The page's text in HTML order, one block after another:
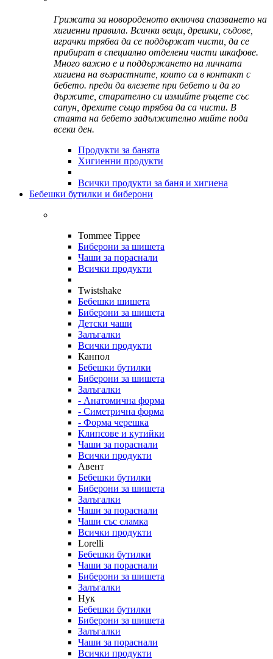
Грижата за новороденото включва спазването на
хигиенни правила. Всички вещи, дрешки, съдове,
играчки трябва да се поддържат чисти, да се
прибират в специално отделени чисти шкафове.
Много важно е и поддържането на личната
хигиена на възрастните, които са в контакт с
бебето. преди да влезете при бебето и да го
държите, старателно си измийте ръцете със
сапун, дрехите също трябва да са чисти. В
стаята на бебето задължително мийте пода
всеки ден.
Продукти за банята
Хигиенни продукти
Всички продукти за баня и хигиена
Бебешки бутилки и биберони
Tommee Tippee
Биберони за шишета
Чаши за пораснали
Всички продукти
Twistshake
Бебешки шишета
Биберони за шишета
Детски чаши
Залъгалки
Всички продукти
Канпол
Бебешки бутилки
Биберони за шишета
Залъгалки
- Анатомична форма
- Симетрична форма
- Форма черешка
Клипсове и кутийки
Чаши за пораснали
Всички продукти
Авент
Бебешки бутилки
Биберони за шишета
Залъгалки
Чаши за пораснали
Чаши със сламка
Всички продукти
Lorelli
Бебешки бутилки
Чаши за пораснали
Биберони за шишета
Залъгалки
Нук
Бебешки бутилки
Биберони за шишета
Залъгалки
Чаши за пораснали
Всички продукти